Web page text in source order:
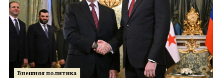
Внешняя политика